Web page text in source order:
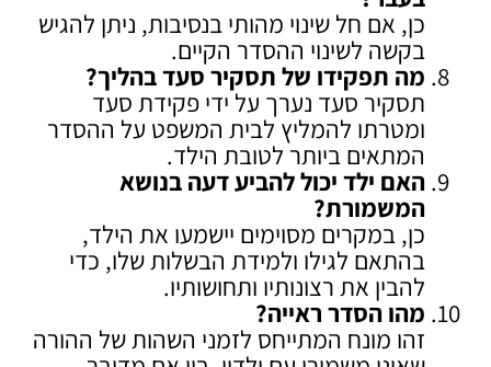
כן, אם חל שינוי מהותי בנסיבות, ניתן להגיש
בקשה לשינוי ההסדר הקיים.
מה תפקידו של תסקיר סעד בהליך?
תסקיר סעד נערך על ידי פקידת סעד
ומטרתו להמליץ לבית המשפט על ההסדר
המתאים ביותר לטובת הילד.
האם ילד יכול להביע דעה בנושא
המשמורת?
כן, במקרים מסוימים יישמעו את הילד,
בהתאם לגילו ולמידת הבשלות שלו, כדי
להבין את רצונותיו ותחושותיו.
מהו הסדר ראייה?
זהו מונח המתייחס לזמני השהות של ההורה